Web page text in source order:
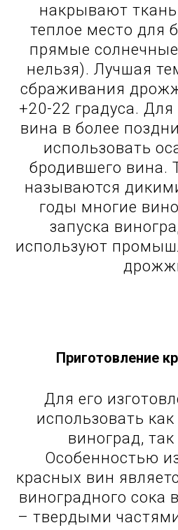
накрывают
теплое место для
прямые
нельзя). Лучшая
сбраживания
+20-22 градуса.
вина в более
использовать
бродившего вина.
называются
годы многие
запуска
используют
Приготовление
Для его
использовать
виноград,
Особенностью
красных вин
виноградного сока
– твердыми